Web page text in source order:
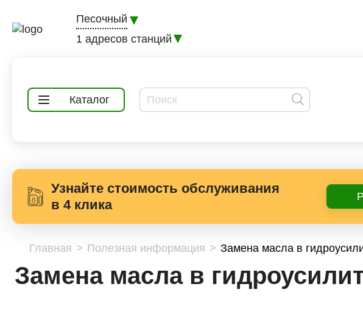
Песочный
1 адресов станций
Каталог
Узнайте стоимость обслуживания
в 4 клика
Главная Полезная информация Замена масла в
Замена масла в